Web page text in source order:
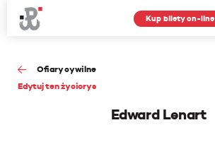
Kup bilety on-line
Ofiary cywilne
Edytuj ten życiorys
Edward Lenart